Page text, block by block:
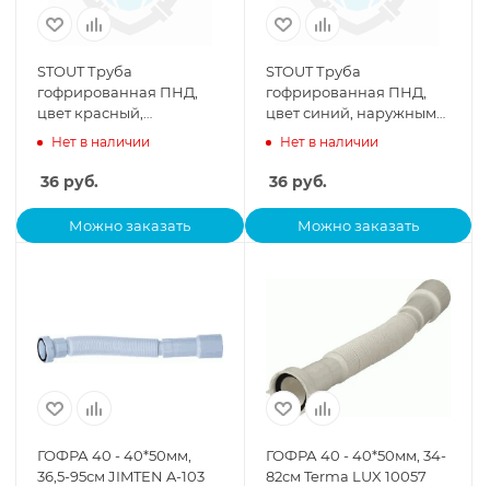
STOUT Труба
гофрированная ПНД,
цвет красный,
наружным диаметром 23
Нет в наличии
36 руб.
Можно заказать
STOUT Труба
гофрированная ПНД,
цвет синий, наружным
диаметром 23 мм для
Нет в наличии
36руб.
Можно заказать
ГОФРА 40 - 40*50мм,
36,5-95см JIMTEN A-103
ГОФРА 40 - 40*50мм, 34-
82см Terma LUX 10057